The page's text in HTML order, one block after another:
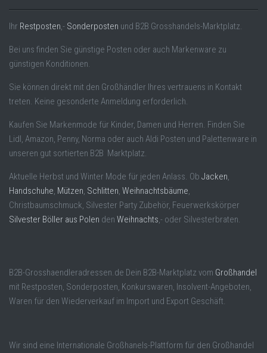
Ihr Restposten ,- Sonderposten und B2B Grosshandels-Marktplatz.
Bei uns finden Sie günstige Posten oder auch Markenware zu
günstigen Konditionen.
Sie können direkt mit den Großhändler Ihres vertrauens in Kontakt
treten. Keine gesonderte Anmeldung erforderlich.
Kaufen Sie Markenmode für Kinder, Damen und Herren. Finden Sie
Lidl, Amazon, Penny, Norma oder auch Aldi Posten und Palettenware in
unseren gut sortierten B2B Marktplatz.
Aktuelle Herbst und Winter Mode für jeden Anlass. Ob Jacken
Handschuhe Mützen Schlitten Weihnachtsbäume
Christbaumschmuck, Silvester Party Zubehör, Feuerwerkskörper
Silvester Böller aus Polen den Weihnachts ,- oder Silvesterbraten.
B2B-Grosshaendleradressen.de Dein B2B-Marktplatz vom Großhandel
mit Restposten, Sonderposten, Konkurswaren, Insolvent-Angeboten,
Waren für den Wiederverkauf im Import und Export Geschäft.
Wir sind eine Internationale Großhanels-Plattform für den Großhandel